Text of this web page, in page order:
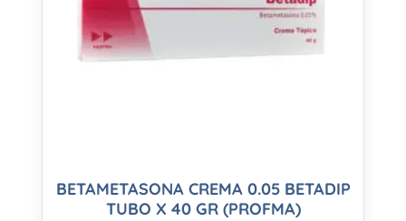
BETAMETASONA CREMA 0.05 BETADIP
TUBO X 40 GR (PROFMA)